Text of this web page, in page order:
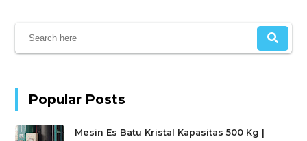
Popular Posts
Mesin Es Batu Kristal Kapasitas 500 Kg |